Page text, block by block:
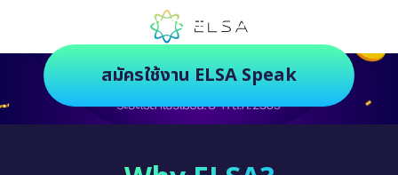
ตัวช่วยฝึกภาษายุคใหม่ ฝึกสนุกยิ่งกว่า
สมัครใช้งาน ELSA Speak